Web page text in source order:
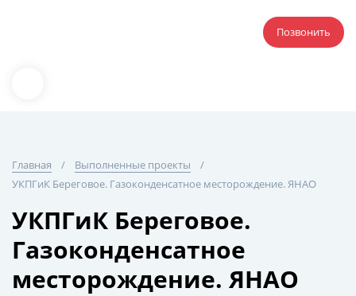
Позвонить
Главная
Выполненные проекты
УКПГиК Береговое. Газоконденсатное месторождение. ЯНАО
УКПГиК Береговое.
Газоконденсатное
месторождение. ЯНАО